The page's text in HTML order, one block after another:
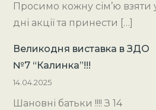
Просимо кожну сім’ю взяти
дні акції та принести […]
Великодня виставка в ЗДО
№7 “Калинка”!!!
14.04.2025
Шановні батьки !!!! З 14